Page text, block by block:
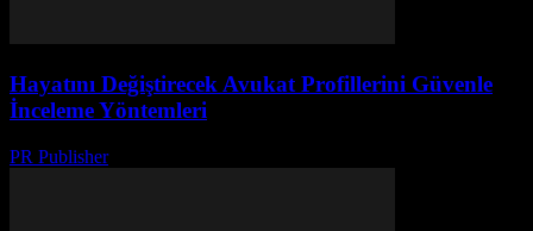
Hayatını Değiştirecek Avukat Profillerini Güvenle
İnceleme Yöntemleri
PR Publisher-